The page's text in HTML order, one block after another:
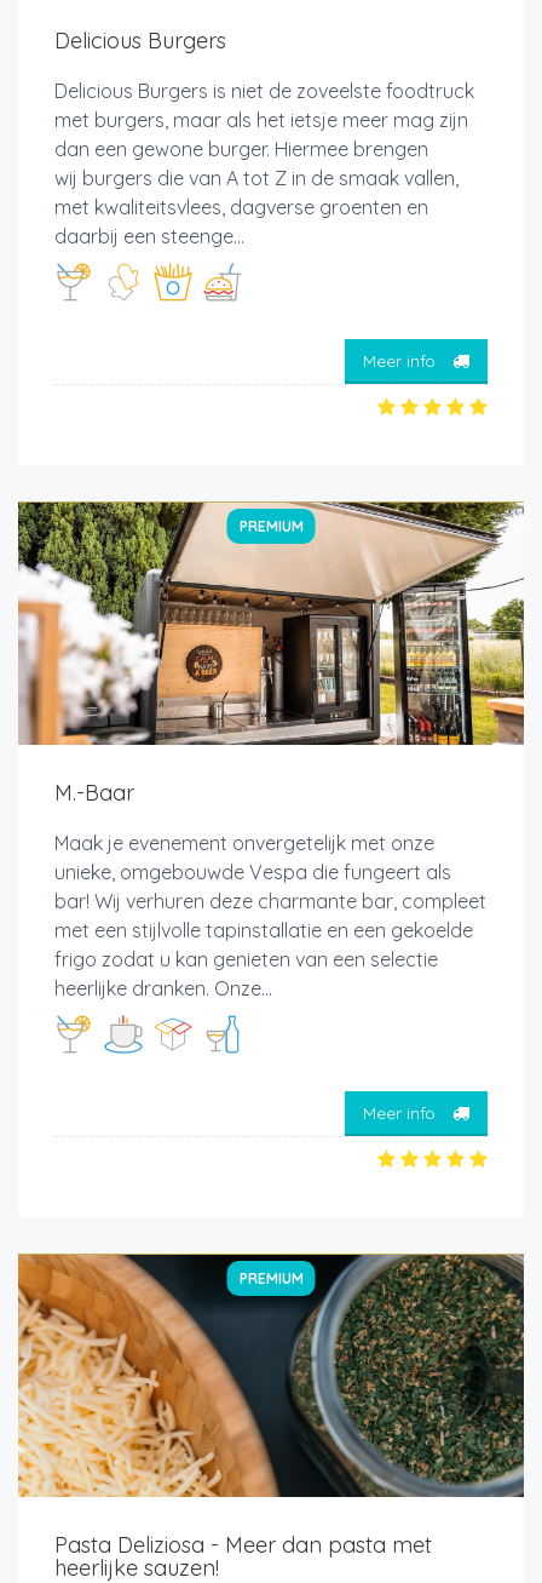
Delicious Burgers
Delicious Burgers is niet de zoveelste foodtruck
met burgers, maar als het ietsje meer mag zijn
dan een gewone burger. Hiermee brengen
wij burgers die van A tot Z in de smaak vallen,
met kwaliteitsvlees, dagverse groenten en
daarbij een steenge...
Meer info
PREMIUM
M.-Baar
Maak je evenement onvergetelijk met onze
unieke, omgebouwde Vespa die fungeert als
bar! Wij verhuren deze charmante bar, compleet
met een stijlvolle tapinstallatie en een gekoelde
frigo zodat u kan genieten van een selectie
heerlijke dranken. Onze...
Meer info
PREMIUM
Pasta Deliziosa - Meer dan pasta met
heerlijke sauzen!